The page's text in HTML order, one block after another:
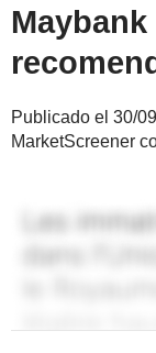
Publicado el 30/
MarketScreener